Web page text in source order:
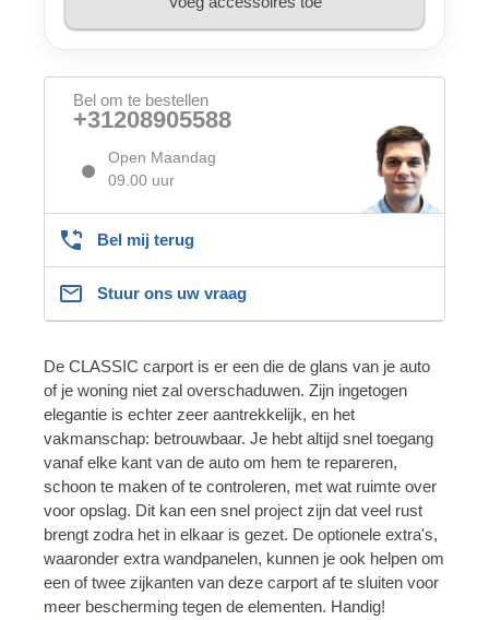
Bel om te bestellen
+31208905588
Open Maandag
09.00 uur
Bel mij terug
Stuur ons uw vraag
De CLASSIC carport is er een die de glans van je auto
of je woning niet zal overschaduwen. Zijn ingetogen
elegantie is echter zeer aantrekkelijk, en het
vakmanschap: betrouwbaar. Je hebt altijd snel toegang
vanaf elke kant van de auto om hem te repareren,
schoon te maken of te controleren, met wat ruimte over
voor opslag. Dit kan een snel project zijn dat veel rust
brengt zodra het in elkaar is gezet. De optionele extra's,
waaronder extra wandpanelen, kunnen je ook helpen om
een of twee zijkanten van deze carport af te sluiten voor
meer bescherming tegen de elementen. Handig!